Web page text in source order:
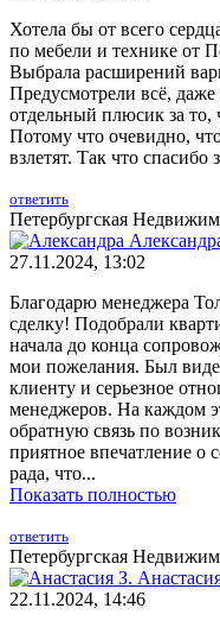
Хотела бы от всего
по мебели и технике от
Выбрала расширений
Предусмотрели всё,
отдельный плюсик за то,
Потому что очевидно,
взлетят. Так что
ответить
Петербургская
27.11.2024, 13:02
Благодарю менеджера
сделку! Подобрали
начала до конца
мои пожелания. Был
клиенту и серьезное
менеджеров. На каждом
обратную связь по
приятное впечатление о
рада, что...
Показать полностью
ответить
Петербургская
22.11.2024, 14:46